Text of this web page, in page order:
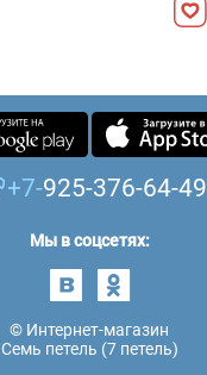
+7-925-376-64-49
Мы в соцсетях:
© Интернет-магазин
Семь петель (7 петель)